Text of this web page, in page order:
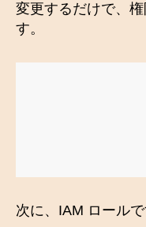
変更するだけで、
す。
次に、IAM ロールで